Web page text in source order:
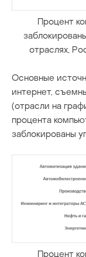
Процент
отраслях,
Основные
интернет,
(отрасли на
процента
заблокированы
Процент